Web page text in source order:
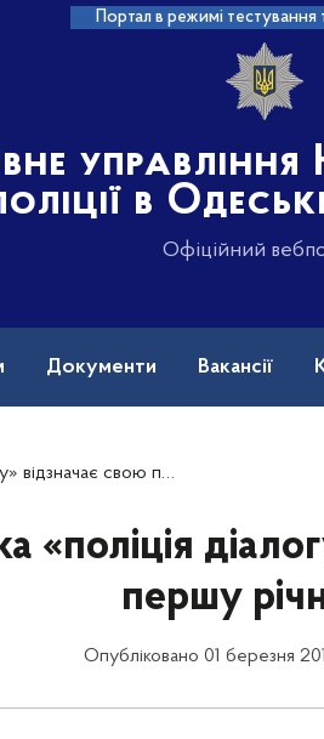
Портал в режимі тестування
в
Офіційний
Документи Вакансії
свою першу річницю
«поліція
першу
Опубліковано 01 березня